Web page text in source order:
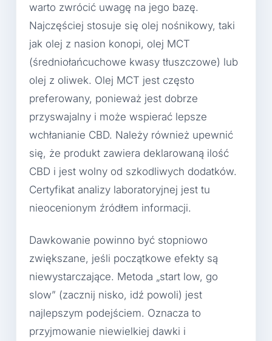
warto zwrócić uwagę na jego bazę.
Najczęściej stosuje się olej nośnikowy, taki
jak olej z nasion konopi, olej MCT
(średniołańcuchowe kwasy tłuszczowe) lub
olej z oliwek. Olej MCT jest często
preferowany, ponieważ jest dobrze
przyswajalny i może wspierać lepsze
wchłanianie CBD. Należy również upewnić
się, że produkt zawiera deklarowaną ilość
CBD i jest wolny od szkodliwych dodatków.
Certyfikat analizy laboratoryjnej jest tu
nieocenionym źródłem informacji.
Dawkowanie powinno być stopniowo
zwiększane, jeśli początkowe efekty są
niewystarczające. Metoda „start low, go
slow” (zacznij nisko, idź powoli) jest
najlepszym podejściem. Oznacza to
przyjmowanie niewielkiej dawki i